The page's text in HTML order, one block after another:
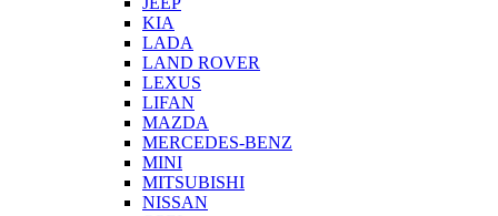
KIA
LADA
LAND ROVER
LEXUS
LIFAN
MAZDA
MERCEDES-BENZ
MINI
MITSUBISHI
NISSAN